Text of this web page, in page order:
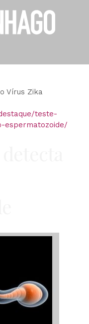
Vírus Zika
teste-
espermatozoide/